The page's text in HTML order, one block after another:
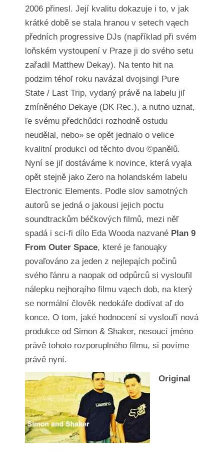
2006 přinesl. Její kvalitu dokazuje i to, v jak
krátké době se stala hranou v setech vąech
předních progressive DJs (například při svém
loňském vystoupení v Praze ji do svého setu
zařadil Matthew Dekay). Na tento hit na
podzim téhoľ roku navázal dvojsingl Pure
State / Last Trip, vydaný právě na labelu jiľ
zmíněného Dekaye (DK Rec.), a nutno uznat,
ľe svému předchůdci rozhodně ostudu
neudělal, nebo» se opět jednalo o velice
kvalitní produkci od těchto dvou ©panělů.
Nyní se jiľ dostáváme k novince, která vyąla
opět stejně jako Zero na holandském labelu
Electronic Elements. Podle slov samotných
autorů se jedná o jakousi jejich poctu
soundtrackům béčkových filmů, mezi něľ
spadá i sci-fi dílo Eda Wooda nazvané Plan 9
From Outer Space, které je fanouąky
povaľováno za jeden z nejlepąích počinů
svého ľánru a naopak od odpůrců si vyslouľil
nálepku nejhorąího filmu vąech dob, na který
se normální člověk nedokáľe dodívat aľ do
konce. O tom, jaké hodnocení si vyslouľí nová
produkce od Simon & Shaker, nesoucí jméno
právě tohoto rozporuplného filmu, si povíme
právě nyní.
Original